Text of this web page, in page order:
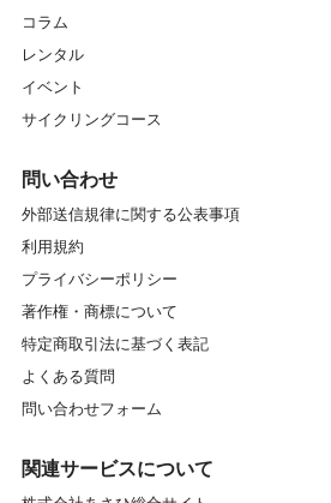
コラム
レンタル
イベント
サイクリングコース
問い合わせ
外部送信規律に関する公表事項
利用規約
プライバシーポリシー
著作権・商標について
特定商取引法に基づく表記
よくある質問
問い合わせフォーム
関連サービスについて